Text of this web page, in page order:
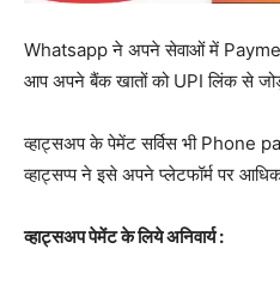
Whatsapp ने अपने सेवाओं में
आप अपने बैंक खातों को UPI लिंक से
व्हाट्सअप के पेमेंट सर्विस भी Phone
व्हाट्सप्प ने इसे अपने प्लेटफॉर्म पर
व्हाट्सअप पेमेंट के लिये अनिवार्य :